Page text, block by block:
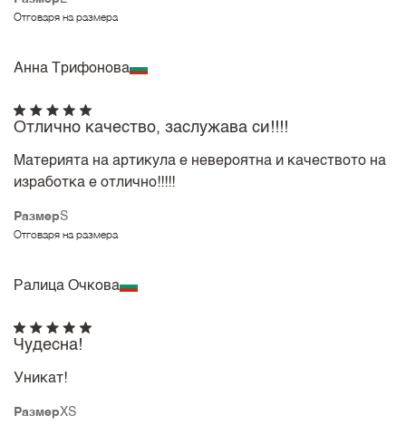
Отговаря на размера
Анна Трифонова
РазмерS
Отговаря на размера
Отлично качество, заслужава си!!!!
Материята на артикула е невероятна и качеството на
изработка е отлично!!!!!
Ралица Очкова
РазмерXS
Чудесна!
Уникат!